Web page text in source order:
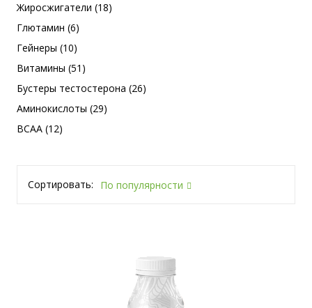
Жиросжигатели (18)
Глютамин (6)
Гейнеры (10)
Витамины (51)
Бустеры тестостерона (26)
Аминокислоты (29)
BCAA (12)
Сортировать: По популярности